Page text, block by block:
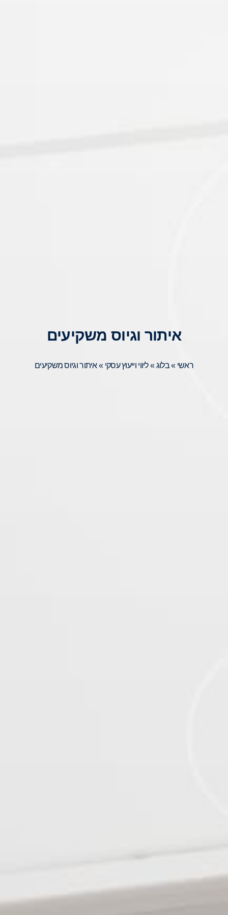
איתור וגיוס משקיעים
ראשי »בלוג»ליווי וייעוץ עסקי »איתור וגיוס משקיעים